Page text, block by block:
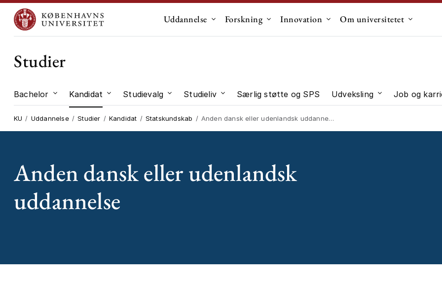
Uddannelse Undermenu til "Uddannelse"
Forskning Undermenu til "Forskning"
Innovation Undermenu til "Innovation"
Om universitetet
Studier
Bachelor Undermenu til "Bachelor"
Kandidat Undermenu til "Kandidat"
Studievalg Undermenu til "Studievalg"
Studieliv Undermenu til "Studieliv"
Særlig støtte og SPS Udveksling Undermenu til
Job og
KU Uddannelse Studier Kandidat Statskundskab Anden dansk eller udenlandsk uddannelse
Anden dansk eller udenlandsk
uddannelse